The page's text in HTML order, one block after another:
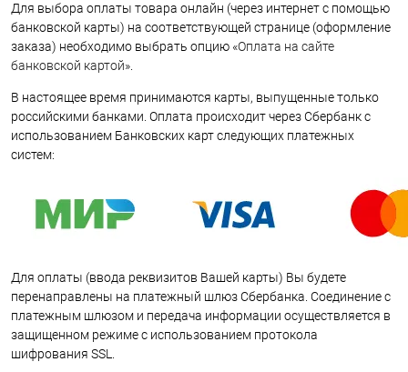
Для выбора оплаты товара онлайн (через интернет с помощью
банковской карты) на соответствующей странице (оформление
заказа) необходимо выбрать опцию «Оплата на сайте
банковской картой».
В настоящее время принимаются карты, выпущенные только
российскими банками. Оплата происходит через Сбербанк с
использованием Банковских карт следующих платежных
систем:
Для оплаты (ввода реквизитов Вашей карты) Вы будете
перенаправлены на платежный шлюз Сбербанка. Соединение с
платежным шлюзом и передача информации осуществляется в
защищенном режиме с использованием протокола
шифрования SSL.